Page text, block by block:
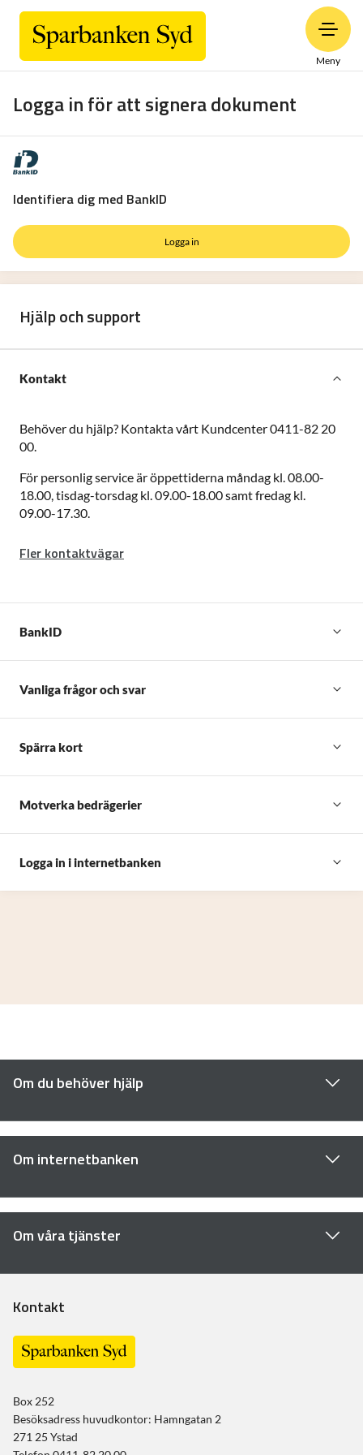
Meny
Logga in för att signera dokument
Identifiera dig med BankID
Logga in
Hjälp och support
Kontakt
Behöver du hjälp? Kontakta vårt Kundcenter 0411-82 20
00.
För personlig service är öppettiderna måndag kl. 08.00-
18.00, tisdag-torsdag kl. 09.00-18.00 samt fredag kl.
09.00-17.30.
Fler kontaktvägar
BankID
Vanliga frågor och svar
Spärra kort
Motverka bedrägerier
Logga in i internetbanken
Om du behöver hjälp
Om internetbanken
Om våra tjänster
Kontakt
Box 252
Besöksadress huvudkontor: Hamngatan 2
271 25 Ystad